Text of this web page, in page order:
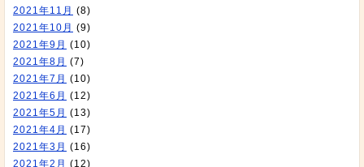
2021年11月 (8)
2021年10月 (9)
2021年9月 (10)
2021年8月 (7)
2021年7月 (10)
2021年6月 (12)
2021年5月 (13)
2021年4月 (17)
2021年3月 (16)
2021年2月 (12)